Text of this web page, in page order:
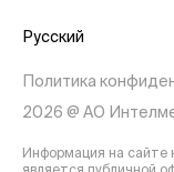
Русский
Политика
2026 @ АО
Информация на сайте
является публичной